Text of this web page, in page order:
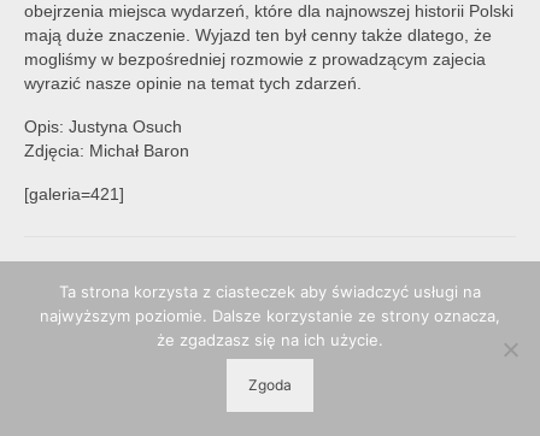
obejrzenia miejsca wydarzeń, które dla najnowszej historii Polski
mają duże znaczenie. Wyjazd ten był cenny także dlatego, że
mogliśmy w bezpośredniej rozmowie z prowadzącym zajecia
wyrazić nasze opinie na temat tych zdarzeń.
Opis: Justyna Osuch
Zdjęcia: Michał Baron
[galeria=421]
Ta strona korzysta z ciasteczek aby świadczyć usługi na
najwyższym poziomie. Dalsze korzystanie ze strony oznacza,
że zgadzasz się na ich użycie.
Zgoda